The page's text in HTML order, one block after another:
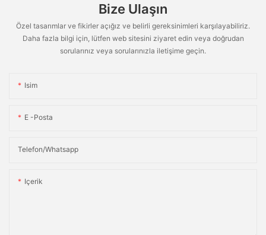
Bize Ulaşın
Özel tasarımlar ve fikirler açığız ve belirli gereksinimleri karşılayabiliriz.
Daha fazla bilgi için, lütfen web sitesini ziyaret edin veya doğrudan
sorularınız veya sorularınızla iletişime geçin.
Isim
E -posta
Telefon/whatsapp
Içerik